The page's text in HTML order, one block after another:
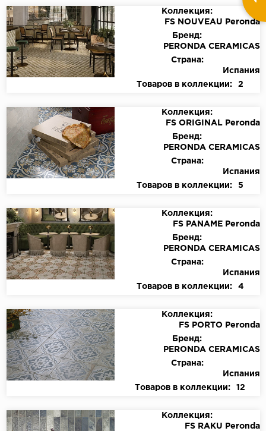
Коллекция:
FS NOUVEAU Peronda
Бренд:
PERONDA CERAMICAS
Страна:
Испания
Товаров в коллекции:
2
Коллекция:
FS ORIGINAL Peronda
Бренд:
PERONDA CERAMICAS
Страна:
Испания
Товаров в коллекции:
5
Коллекция:
FS PANAME Peronda
Бренд:
PERONDA CERAMICAS
Страна:
Испания
Товаров в коллекции:
4
Коллекция:
FS PORTO Peronda
Бренд:
PERONDA CERAMICAS
Страна:
Испания
Товаров в коллекции:
12
Коллекция:
FS RAKU Peronda